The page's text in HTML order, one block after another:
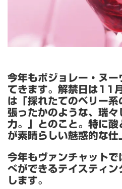
今年もボジョレー・ヌー
てきます。解禁日は11
は「採れたてのベリー
張ったかのような、瑞々
力。」とのこと。特に酸
が素晴らしい魅惑的な仕
今年もヴァンチャットで
べができるテイスティン
します。